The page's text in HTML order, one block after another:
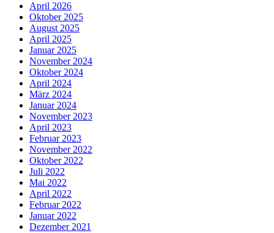
April 2026
Oktober 2025
August 2025
April 2025
Januar 2025
November 2024
Oktober 2024
April 2024
März 2024
Januar 2024
November 2023
April 2023
Februar 2023
November 2022
Oktober 2022
Juli 2022
Mai 2022
April 2022
Februar 2022
Januar 2022
Dezember 2021